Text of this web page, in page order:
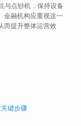
与点钞机，保持设备
金融机构应重视这一
而提升整体运营效
键步骤